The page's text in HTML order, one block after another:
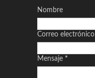
Nombre
Correo electrónico
Mensaje *